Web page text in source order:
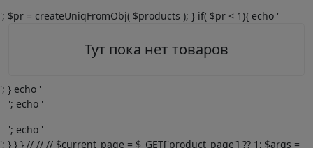
'; $pr = createUniqFromObj( $products ); } if( $pr < 1){ echo '
Тут пока нет товаров
'; } echo '
'; echo '
'; echo '
'; } } } // // // $current_page = $_GET['product_page'] ?? 1; $args =